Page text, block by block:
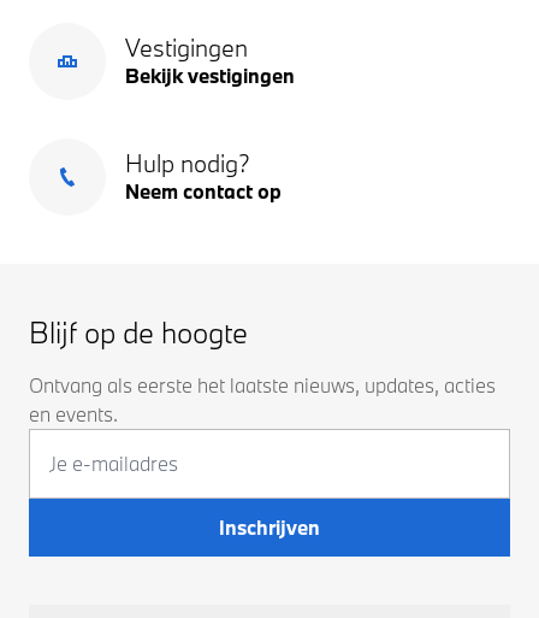
Vestigingen
Bekijk vestigingen
Hulp nodig?
Neem contact op
Blijf op de hoogte
Ontvang als eerste het laatste nieuws, updates, acties
en events.
Inschrijven